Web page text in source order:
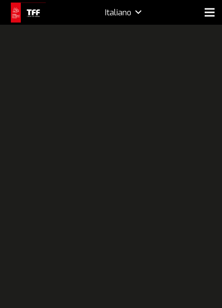
Italiano